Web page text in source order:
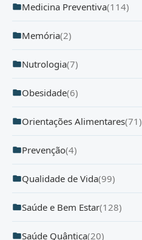
Medicina Preventiva(114)
Memória(2)
Nutrologia(7)
Obesidade(6)
Orientações Alimentares(71)
Prevenção(4)
Qualidade de Vida(99)
Saúde e Bem Estar(128)
Saúde Quântica(20)